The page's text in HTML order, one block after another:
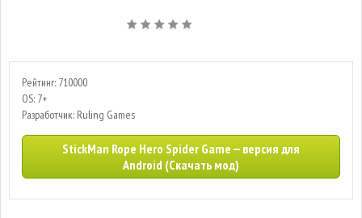
Рейтинг: 710000
OS: 7+
Разработчик: Ruling Games
StickMan Rope Hero Spider Game — версия для
Android (Скачать мод)